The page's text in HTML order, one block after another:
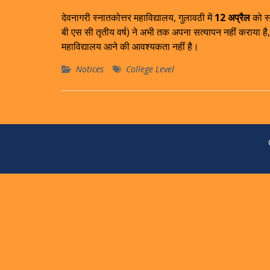
देवनागरी स्नातकोत्तर महाविद्यालय, गुलावठी में12 अप्रैलको
बी एस सी तृतीय वर्ष) ने अभी तक अपना सत्यापन नहीं कराया
महाविद्यालय आने की आवश्यकता नहीं है।
Notices College Level